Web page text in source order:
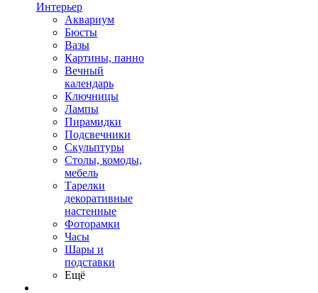
Интерьер
Аквариум
Бюсты
Вазы
Картины, панно
Вечный
календарь
Ключницы
Лампы
Пирамидки
Подсвечники
Скульптуры
Столы, комоды,
мебель
Тарелки
декоративные
настенные
Фоторамки
Часы
Шары и
подставки
Ещё